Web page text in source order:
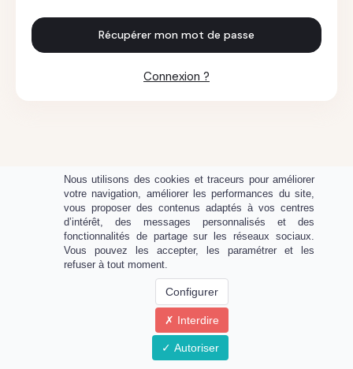
Récupérer mon mot de passe
Connexion ?
Propulsé par
Nous utilisons des cookies et traceurs pour améliorer
votre navigation, améliorer les performances du site,
vous proposer des contenus adaptés à vos centres
d’intérêt, des messages personnalisés et des
fonctionnalités de partage sur les réseaux sociaux.
Vous pouvez les accepter, les paramétrer et les
refuser à tout moment.
Configurer
Interdire
Autoriser